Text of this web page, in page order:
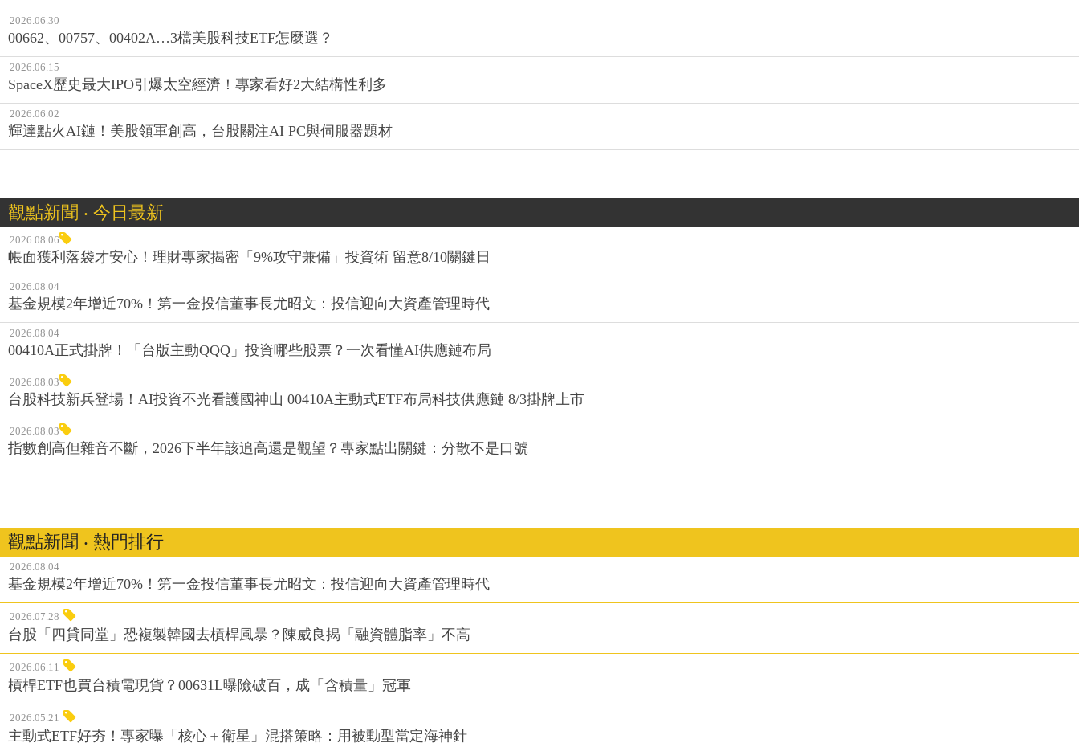
2026.06.30
00662、00757、00402A…3檔美股科技ETF怎麼選？
2026.06.15
SpaceX歷史最大IPO引爆太空經濟！專家看好2大結構性利多
2026.06.02
輝達點火AI鏈！美股領軍創高，台股關注AI PC與伺服器題材
觀點新聞 ‧ 今日最新
2026.08.06
帳面獲利落袋才安心！理財專家揭密「9%攻守兼備」投資術 留意8/10關鍵日
2026.08.04
基金規模2年增近70%！第一金投信董事長尤昭文：投信迎向大資產管理時代
2026.08.04
00410A正式掛牌！「台版主動QQQ」投資哪些股票？一次看懂AI供應鏈布局
2026.08.03
台股科技新兵登場！AI投資不光看護國神山 00410A主動式ETF布局科技供應鏈 8/3掛牌上市
2026.08.03
指數創高但雜音不斷，2026下半年該追高還是觀望？專家點出關鍵：分散不是口號
觀點新聞 ‧ 熱門排行
2026.08.04
基金規模2年增近70%！第一金投信董事長尤昭文：投信迎向大資產管理時代
2026.07.28
台股「四貸同堂」恐複製韓國去槓桿風暴？陳威良揭「融資體脂率」不高
2026.06.11
槓桿ETF也買台積電現貨？00631L曝險破百，成「含積量」冠軍
2026.05.21
主動式ETF好夯！專家曝「核心＋衛星」混搭策略：用被動型當定海神針